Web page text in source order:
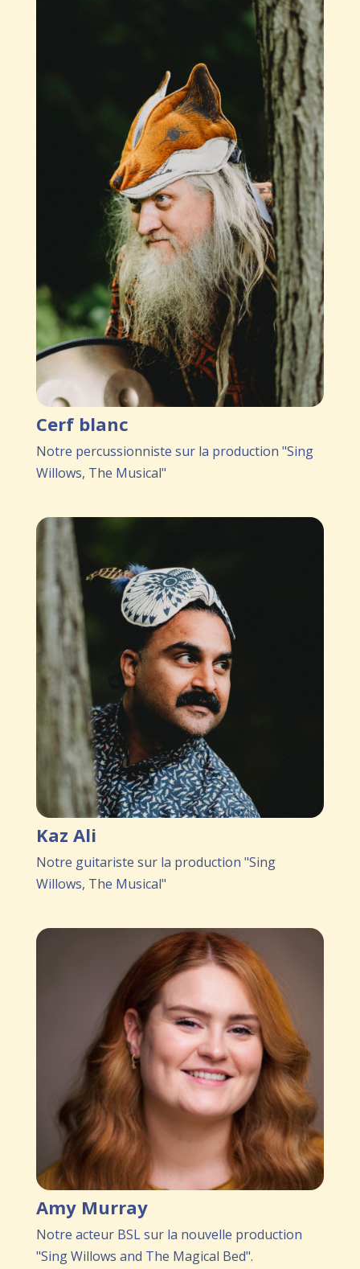
Cerf blanc
Notre percussionniste sur la production "Sing
Willows, The Musical"
Kaz Ali
Notre guitariste sur la production "Sing
Willows, The Musical"
Amy Murray
Notre acteur BSL sur la nouvelle production
"Sing Willows and The Magical Bed".